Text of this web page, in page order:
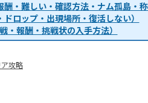
・難しい・確認方法・ナム孤島・称
ロップ・出現場所・復活しない）
・報酬・挑戦状の入手方法）
攻略